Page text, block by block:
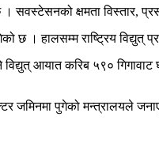
सवस्टेसनको क्षमता विस्तार,
छ । हालसम्म राष्ट्रिय
विद्युत् आयात करिब ५९०
जमिनमा पुगेको मन्त्रालयले